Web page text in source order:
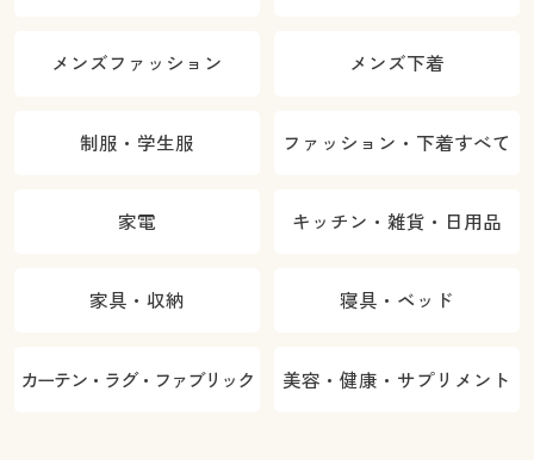
メンズファッション メンズ下着
制服・学生服 ファッション・下着すべて
家電 キッチン・雑貨・日用品
家具・収納 寝具・ベッド
カーテン・ラグ・ファブリック 美容・健康・サプリメント